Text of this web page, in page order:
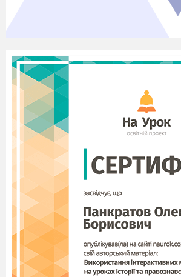
інтерес до
взаємоповагу,
Тип уроку: комбінований урок.
Обладнання:
картки з
завданнями, комп’ютерна
програмою Pоwer Point,
матеріал.
Епіграф
отримувати
знання,
застосування.
бажати,
треба діяти.